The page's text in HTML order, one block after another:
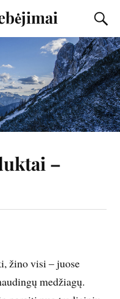
–
žino visi – juose
medžiagų.